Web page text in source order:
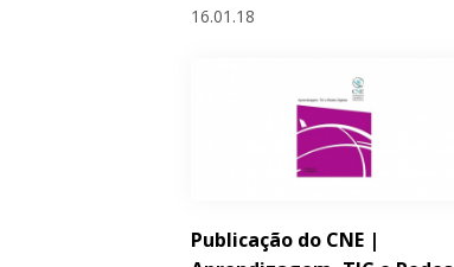
16.01.18
Publicação do CNE |